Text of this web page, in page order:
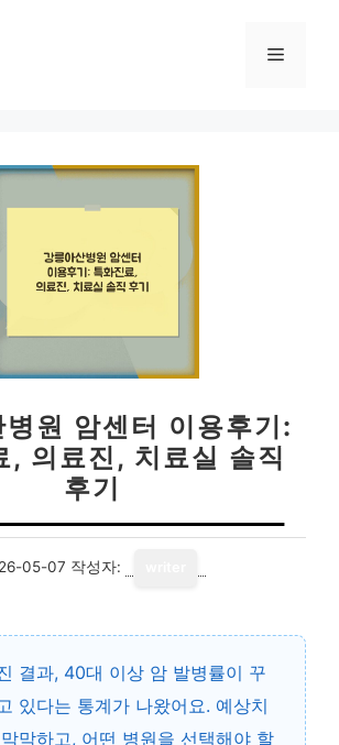
메
병원 암센터 이용후기:
, 의료진, 치료실 솔직
후기
05-07 작성자:
결과, 40대 이상 암 발병률이 꾸
있다는 통계가 나왔어요. 예상치
막하고, 어떤 병원을 선택해야 할